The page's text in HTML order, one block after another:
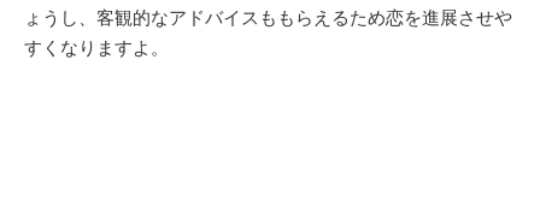
ょうし、客観的なアドバイスももらえるため恋を進展させや
すくなりますよ。